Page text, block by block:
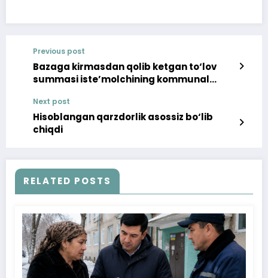
Previous post
Bazaga kirmasdan qolib ketgan to‘lov
summasi iste’molchining kommunal
berildi
Next post
Hisoblangan qarzdorlik asossiz bo‘lib
chiqdi
RELATED POSTS